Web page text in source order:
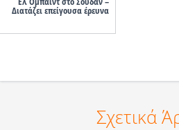
Διατάζει επείγουσα έρευνα
Σχετικά